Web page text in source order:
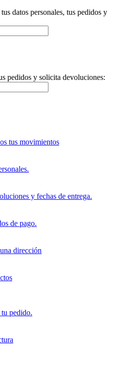
datos personales, tus pedidos y
pedidos y solicita devoluciones:
tus movimientos
y fechas de entrega.
de pago.
dirección
tu pedido.